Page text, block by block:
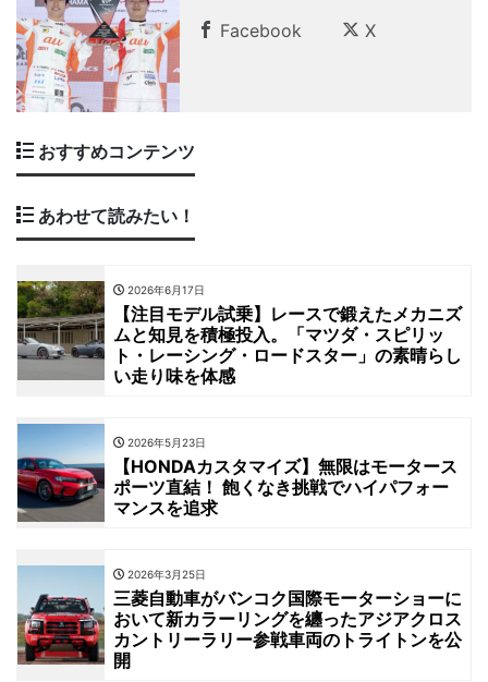
Facebook X
おすすめコンテンツ
あわせて読みたい！
2026年6月17日
【注目モデル試乗】レースで鍛えたメカニズ
ムと知見を積極投入。「マツダ・スピリッ
ト・レーシング・ロードスター」の素晴らし
い走り味を体感
2026年5月23日
【HONDAカスタマイズ】無限はモータース
ポーツ直結！ 飽くなき挑戦でハイパフォー
マンスを追求
2026年3月25日
三菱自動車がバンコク国際モーターショーに
おいて新カラーリングを纏ったアジアクロス
カントリーラリー参戦車両のトライトンを公
開